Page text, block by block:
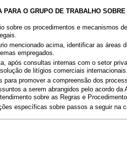
PARA O GRUPO DE TRABALHO
sobre os procedimentos e mecanismos
mencionado acima, identificar as
empregados.
após consultas internas com o setor
de litígios comerciais internacionais.
para promover a compreensão dos
a serem abrangidos pelo acordo
sobre as Regras e
específicas sobre passos a seguir na